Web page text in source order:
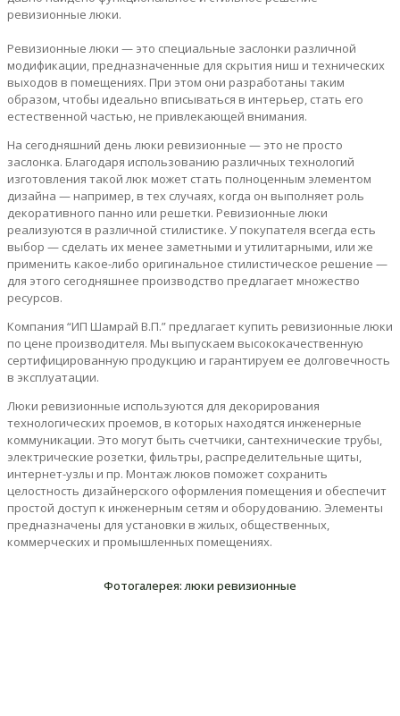
ревизионные люки.
Ревизионные люки — это специальные заслонки различной
модификации, предназначенные для скрытия ниш и технических
выходов в помещениях. При этом они разработаны таким
образом, чтобы идеально вписываться в интерьер, стать его
естественной частью, не привлекающей внимания.
На сегодняшний день люки ревизионные — это не просто
заслонка. Благодаря использованию различных технологий
изготовления такой люк может стать полноценным элементом
дизайна — например, в тех случаях, когда он выполняет роль
декоративного панно или решетки. Ревизионные люки
реализуются в различной стилистике. У покупателя всегда есть
выбор — сделать их менее заметными и утилитарными, или же
применить какое-либо оригинальное стилистическое решение —
для этого сегодняшнее производство предлагает множество
ресурсов.
Компания “ИП Шамрай В.П.” предлагает купить ревизионные люки
по цене производителя. Мы выпускаем высококачественную
сертифицированную продукцию и гарантируем ее долговечность
в эксплуатации.
Люки ревизионные используются для декорирования
технологических проемов, в которых находятся инженерные
коммуникации. Это могут быть счетчики, сантехнические трубы,
электрические розетки, фильтры, распределительные щиты,
интернет-узлы и пр. Монтаж люков поможет сохранить
целостность дизайнерского оформления помещения и обеспечит
простой доступ к инженерным сетям и оборудованию. Элементы
предназначены для установки в жилых, общественных,
коммерческих и промышленных помещениях.
Фотогалерея: люки ревизионные